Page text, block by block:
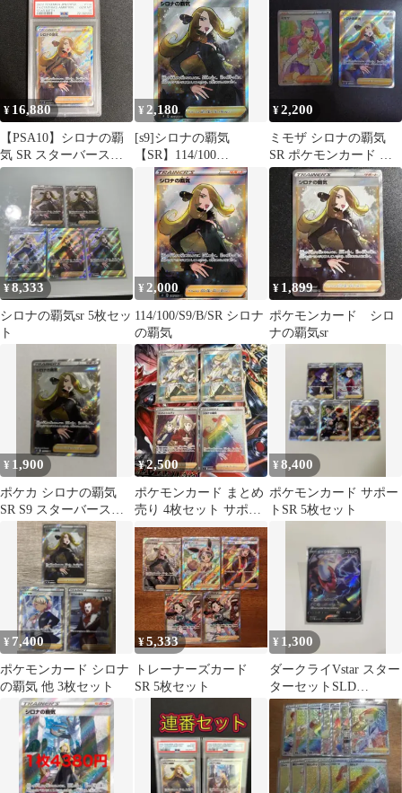
¥ 16,880
​【PSA10】シロナの覇
気 SR スターバース
#114 GEM MT ポケモン
カード
¥2,180
[s9]シロナの覇気
【SR】114/100
IT9HQPDWFOD2
¥2,200
ミモザ シロナの覇気
SR ポケモンカード セ
ット
¥8,333
シロナの覇気sr 5枚セッ
ト
¥ 2,000
114/100/S9/B/SR シロナ
の覇気
¥ 1,899
ポケモンカード シロ
ナの覇気sr
¥ 1,900
ポケカ シロナの覇気
SR S9 スターバース
114/100
¥2,500
ポケモンカード まとめ
売り 4枚セット サポー
ト
¥8,400
ポケモンカード サポー
トSR 5枚セット
¥ 7,400
ポケモンカード シロナ
の覇気 他 3枚セット
¥5,333
トレーナーズカード
SR 5枚セット
¥ 1,300
ダークライVstar スター
ターセットSLD
007/020(1部カード変更
有)